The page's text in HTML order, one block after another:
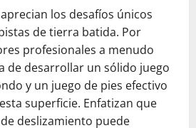
los desafíos únicos
de tierra batida. Por
profesionales a menudo
de desarrollar un sólido juego
y un juego de pies efectivo
superficie. Enfatizan que
deslizamiento puede